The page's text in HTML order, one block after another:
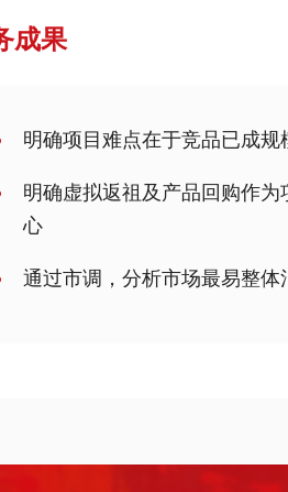
成果
明确项目难点在于竞品已成
明确虚拟返祖及产品回购作
心
通过市调，分析市场最易整